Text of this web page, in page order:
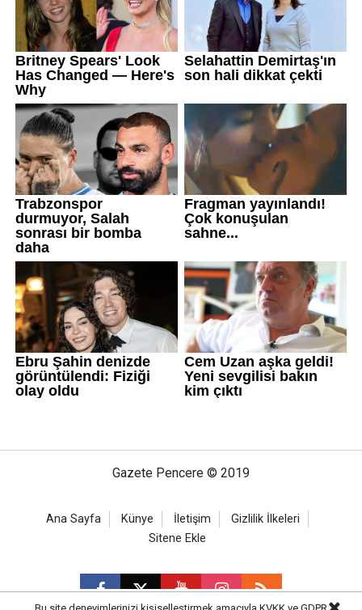
Gazete Pencere © 2019
Ana Sayfa Künye İletişim
Gizlilik İlkeleri
Sitene Ekle